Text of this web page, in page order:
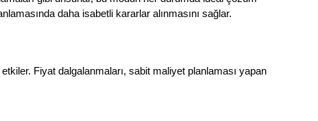
daha isabetli kararlar alınmasını sağlar.
Fiyat dalgalanmaları, sabit maliyet planlaması yapan